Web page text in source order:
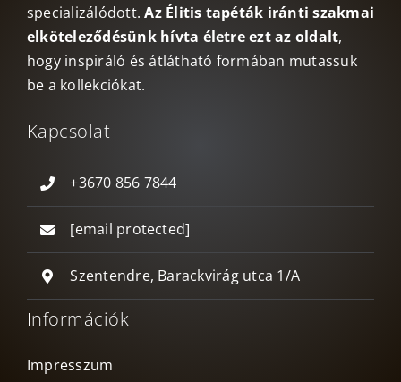
specializálódott.Az Élitis tapéták iránti szakmai
elköteleződésünk hívta életre ezt az oldalt,
hogy inspiráló és átlátható formában mutassuk
be a kollekciókat.
Kapcsolat
+3670 856 7844
[email protected]
Szentendre, Barackvirág utca 1/A
Információk
Impresszum